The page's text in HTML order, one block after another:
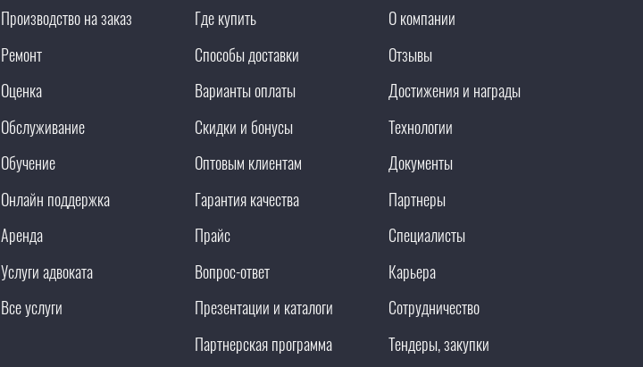
Производство на заказ
Ремонт
Оценка
Обслуживание
Обучение
Онлайн поддержка
Аренда
Услуги адвоката
Все услуги
Где купить
Способы доставки
Варианты оплаты
Скидки и бонусы
Оптовым клиентам
Гарантия качества
Прайс
Вопрос-ответ
Презентации и каталоги
Партнерская программа
О компании
Отзывы
Достижения и награды
Технологии
Документы
Партнеры
Специалисты
Карьера
Сотрудничество
Тендеры, закупки